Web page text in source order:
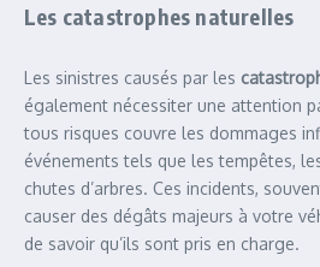
Les catastrophes naturelles
Les sinistres causés par les
également nécessiter une attention
tous risques couvre les dommages
événements tels que les tempêtes,
chutes d’arbres. Ces incidents,
causer des dégâts majeurs à votre
de savoir qu’ils sont pris en charge.